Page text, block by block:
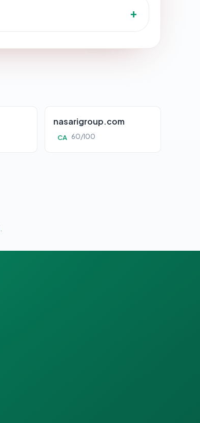
nasarigroup.com
CA 60/100